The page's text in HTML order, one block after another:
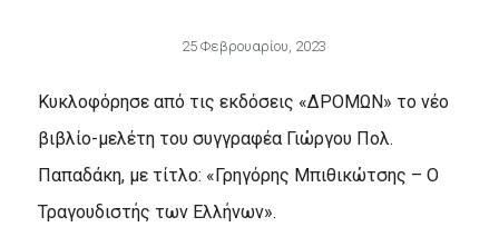
25 Φεβρουαρίου, 2023
Κυκλοφόρησε από τις εκδόσεις «ΔΡΟΜΩΝ» το νέο
βιβλίο-μελέτη του συγγραφέα Γιώργου Πολ.
Παπαδάκη, με τίτλο: «Γρηγόρης Μπιθικώτσης – Ο
Τραγουδιστής των Ελλήνων».